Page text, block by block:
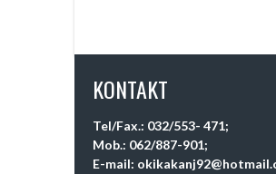
KONTAKT
Tel/Fax.: 032/553- 471;
Mob.: 062/887-901;
E-mail: